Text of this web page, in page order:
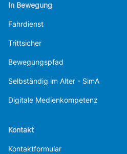
In Bewegung
Fahrdienst
Trittsicher
Bewegungspfad
Selbständig im Alter - SimA
Digitale Medienkompetenz
Kontakt
Kontaktformular